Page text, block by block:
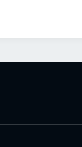
maliyyə
həm də gələcək